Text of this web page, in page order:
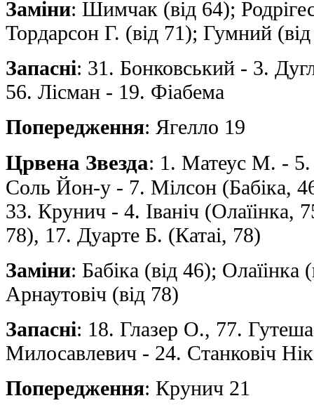
Заміни: Шимчак (від 64);
Тордарсон Г. (від 71); Гумний
Запасні: 31. Бонковський - 3.
56. Лісман - 19. Фіабема
Попередження: Ягелло 19
Црвена Звезда: 1. Матеус М. - 5.
Соль Йон-у - 7. Мілсон (Бабіка,
33. Крунич - 4. Іваніч
78), 17. Дуарте Б. (Катаі, 78)
Заміни: Бабіка (від 46); Олаїінка
Арнаутовіч (від 78)
Запасні: 18. Глазер О., 77.
Милосавлевич - 24. Станковiч
Попередження: Крунич 21